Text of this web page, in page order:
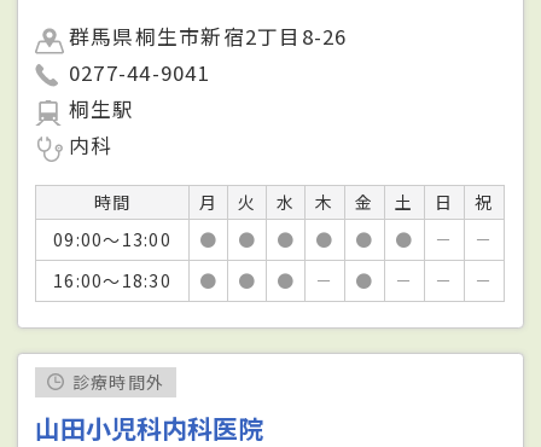
群馬県桐生市新宿2丁目8-26
0277-44-9041
桐生駅
内科
時間 月 火 水 木 金 土 日
祝
09:00～13:00
● ● ● ● ● ● －
－
16:00～18:30
● ● ● － ● － － －
診療時間外
山田小児科内科医院